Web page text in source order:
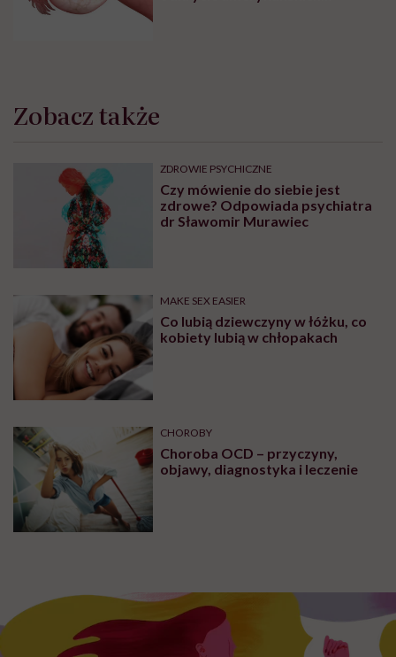
Zobacz także
ZDROWIE PSYCHICZNE
Czy mówienie do siebie jest
zdrowe? Odpowiada psychiatra
dr Sławomir Murawiec
MAKE SEX EASIER
Co lubią dziewczyny w łóżku, co
kobiety lubią w chłopakach
CHOROBY
Choroba OCD – przyczyny,
objawy, diagnostyka i leczenie